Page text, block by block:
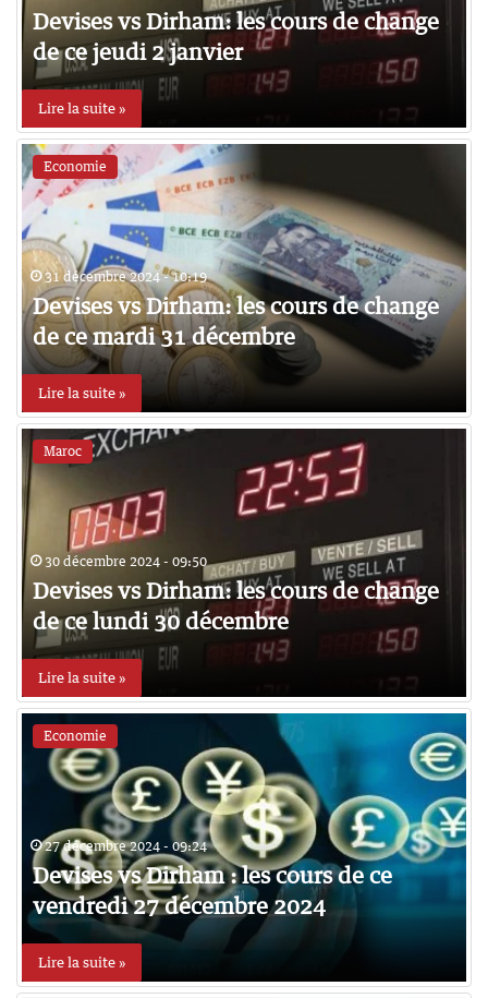
Devises vs Dirham: les cours de change
de ce jeudi 2 janvier
Lire la suite »
Economie
31 décembre 2024 - 10:19
Devises vs Dirham: les cours de change
de ce mardi 31 décembre
Lire la suite »
Maroc
30 décembre 2024 - 09:50
Devises vs Dirham: les cours de change
de ce lundi 30 décembre
Lire la suite »
Economie
27 décembre 2024 - 09:24
Devises vs Dirham : les cours de ce
vendredi 27 décembre 2024
Lire la suite »